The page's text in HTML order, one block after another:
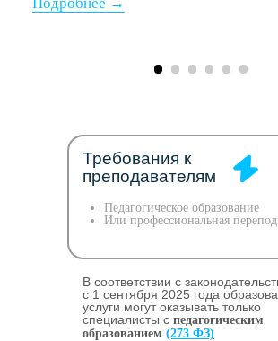
Педагогическое образование
Или профессиональная
В соответствии с
c 1 сентября 2025 года
услуги могут оказывать только
специалисты с педагогическим
образованием (273 ФЗ)
Требования к
преподавателям